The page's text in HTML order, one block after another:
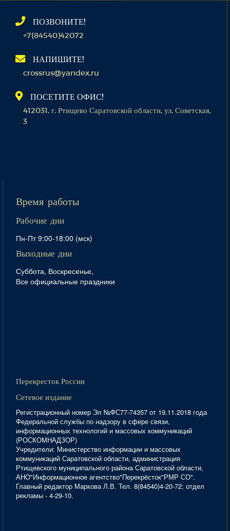
ПОЗВОНИТЕ!
+7(84540)42072
НАПИШИТЕ!
crossrus@yandex.ru
ПОСЕТИТЕ ОФИС!
412031, г. Ртищево Саратовской области, ул. Советская,
3
Время работы
Рабочие дни
Пн-Пт 9:00-18:00 (мск)
Выходные дни
Суббота, Воскресенье,
Все официальные праздники
Перекресток России
Сетевое издание
Регистрационный номер Эл №ФС77-74357 от 19.11.2018 года
Федеральной службы по надзору в сфере связи,
информационных технологий и массовых коммуникаций
(РОСКОМНАДЗОР)
Учредители: Министерство информации и массовых
коммуникаций Саратовской области, администрация
Ртищевского муниципального района Саратовской области,
АНО"Информационное агентство"Перекрёсток"РМР СО".
Главный редактор Маркова Л.В. Тел. 8(84540)4-20-72; отдел
рекламы - 4-29-10.